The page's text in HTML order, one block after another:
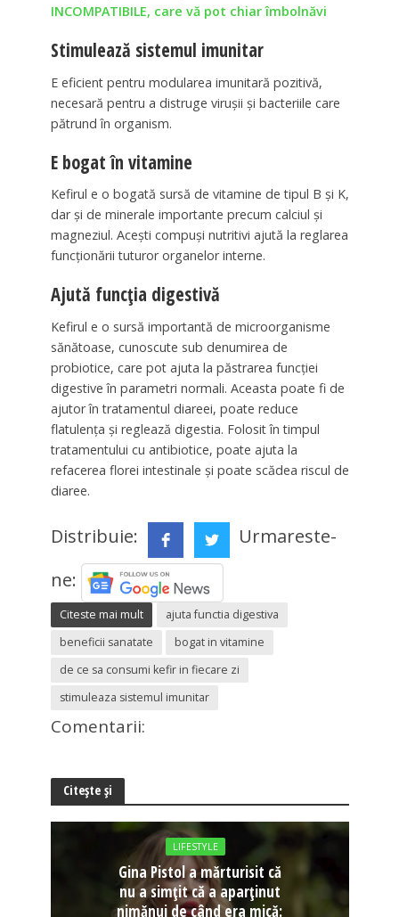
INCOMPATIBILE, care vă pot chiar îmbolnăvi
Stimulează sistemul imunitar
E eficient pentru modularea imunitară pozitivă,
necesară pentru a distruge viruşii şi bacteriile care
pătrund în organism.
E bogat în vitamine
Kefirul e o bogată sursă de vitamine de tipul B şi K,
dar şi de minerale importante precum calciul şi
magneziul. Aceşti compuşi nutritivi ajută la reglarea
funcţionării tuturor organelor interne.
Ajută funcţia digestivă
Kefirul e o sursă importantă de microorganisme
sănătoase, cunoscute sub denumirea de
probiotice, care pot ajuta la păstrarea funcţiei
digestive în parametri normali. Aceasta poate fi de
ajutor în tratamentul diareei, poate reduce
flatulenţa şi reglează digestia. Folosit în timpul
tratamentului cu antibiotice, poate ajuta la
refacerea florei intestinale şi poate scădea riscul de
diaree.
Distribuie:
Urmareste-
ne:
Citeste mai mult
ajuta functia digestiva
beneficii sanatate
bogat in vitamine
de ce sa consumi kefir in fiecare zi
stimuleaza sistemul imunitar
Comentarii:
Citește și
LIFESTYLE
Gina Pistol a mărturisit că
nu a simțit că a aparținut
nimănui de când era mică: